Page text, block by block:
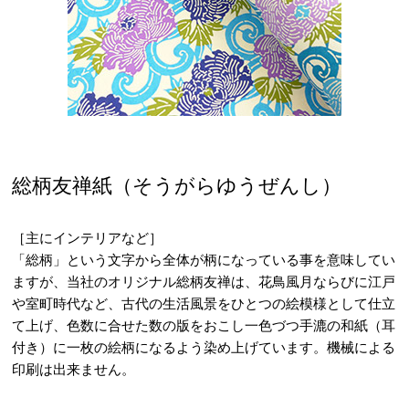
総柄友禅紙（そうがらゆうぜんし）
［主にインテリアなど］
「総柄」という文字から全体が柄になっている事を意味してい
ますが、当社のオリジナル総柄友禅は、花鳥風月ならびに江戸
や室町時代など、古代の生活風景をひとつの絵模様として仕立
て上げ、色数に合せた数の版をおこし一色づつ手漉の和紙（耳
付き）に一枚の絵柄になるよう染め上げています。機械による
印刷は出来ません。